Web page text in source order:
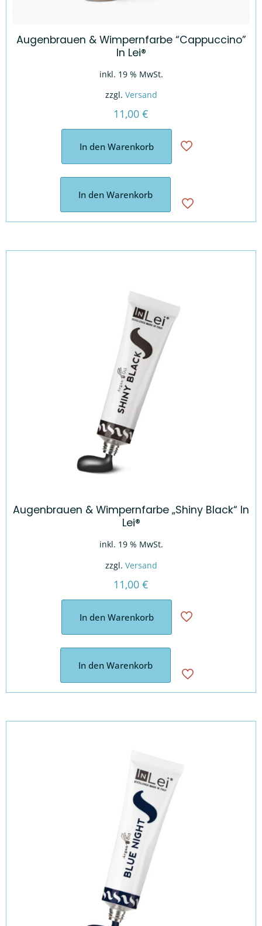
Augenbrauen & Wimpernfarbe “Cappuccino”
In Lei®
inkl. 19 % MwSt.
zzgl. Versand
11,00 €
In den Warenkorb
In den Warenkorb
Augenbrauen & Wimpernfarbe „Shiny Black“ In
Lei®
inkl. 19 % MwSt.
zzgl. Versand
11,00 €
In den Warenkorb
In den Warenkorb